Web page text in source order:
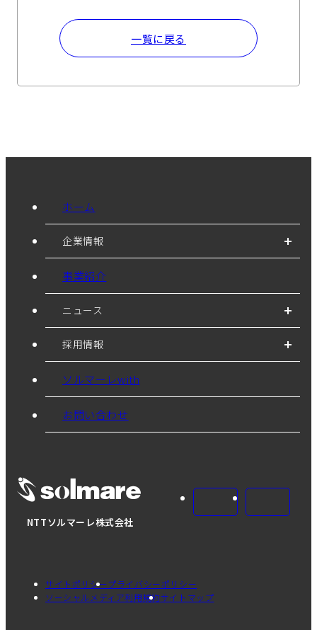
一覧に戻る
NTTソルマーレ株式会社
ホーム
企業情報
事業紹介
ニュース
採用情報
ソルマーレwith
お問い合わせ
サイトポリシープライバシーポリシー
ソーシャルメディア利用規約サイトマップ